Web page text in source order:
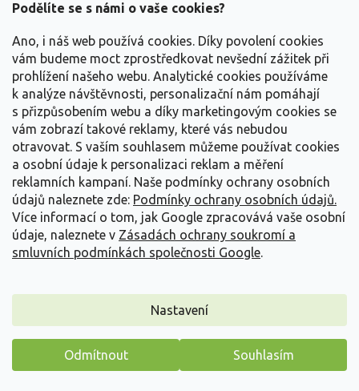
Podělíte se s námi o vaše cookies?
Ano, i náš web používá cookies. Díky povolení cookies
vám budeme moct zprostředkovat nevšední zážitek při
prohlížení našeho webu. Analytické cookies používáme
k analýze návštěvnosti, personalizační nám pomáhají
s přizpůsobením webu a díky marketingovým cookies se
vám zobrazí takové reklamy, které vás nebudou
otravovat. S vaším souhlasem můžeme používat cookies
a osobní údaje k personalizaci reklam a měření
reklamních kampaní. Naše podmínky ochrany osobních
údajů naleznete zde: Podmínky ochrany osobních údajů.
Více informací o tom, jak Google zpracovává vaše osobní
údaje, naleznete v Zásadách ochrany soukromí a
smluvních podmínkách společnosti Google.
Nastavení
Odmítnout Souhlasím
159 Kč / ks
Detail
Hosta 'Christmas Tree' tvoří široký trs asi 50–60 cm × 90–120 cm.
Bohyška 'June®' - Hosta 'June®'
Máme pro vás malý dárek